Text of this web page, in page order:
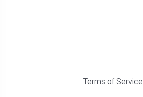
Terms of Service